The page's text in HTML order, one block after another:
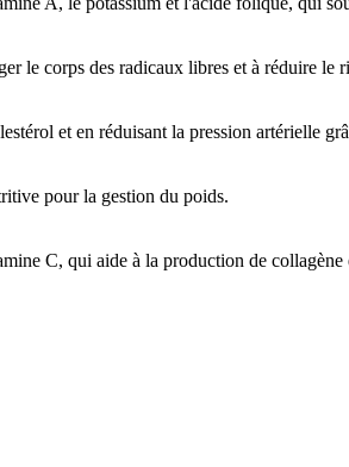
le corps des radicaux libres et à réduire le
et en réduisant la pression artérielle
pour la gestion du poids.
C, qui aide à la production de